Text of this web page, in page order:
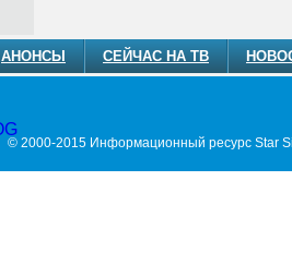
АНОНСЫ СЕЙЧАС НА ТВ
© 2000-2015 Информационный ресурс Star